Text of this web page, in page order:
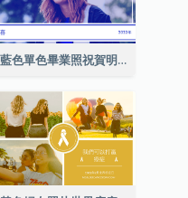
藍色單色畢業照祝賀明信片